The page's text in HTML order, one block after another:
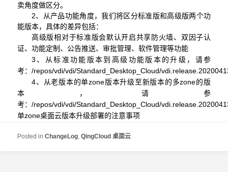
卖角度做区分。
2、从产品功能角度，我们将区分标准版和高级版两个功
能版本，具体的差异包括：
高级版相对于标准版会默认开启共享防火墙、双因子认
证、功能定制、公告推送、审批管理、软件管理等功能
3、从标准功能版本到高级功能版本的升级，请参
考：/repos/vdi/vdi/Standard_Desktop_Cloud/
4、从老版本的单zone版本升级至新版本的多zone的版
本，请参
考：/repos/vdi/vdi/Standard_Desktop_Cloud/
单zone桌面云版本升级部署的注意事项
Posted in ChangeLog,QingCloud 桌面云